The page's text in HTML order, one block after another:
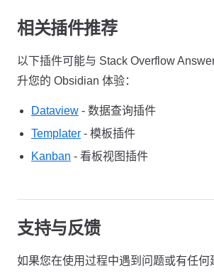
相关插件推荐
以下插件可能与 Stack Overflow
升您的 Obsidian 体验：
Dataview - 数据查询插件
Templater - 模板插件
Kanban - 看板视图插件
支持与反馈
如果您在使用过程中遇到问题或有任何